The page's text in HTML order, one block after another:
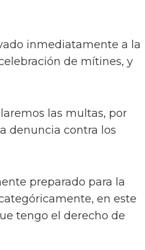
inmediatamente a la
de mítines, y
las multas, por
denuncia contra los
preparado para la
en este
tengo el derecho de